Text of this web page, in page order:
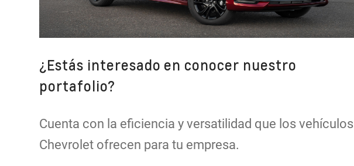
¿Estás interesado en conocer nuestro
portafolio?
Cuenta con la eficiencia y versatilidad que los vehículos
Chevrolet ofrecen para tu empresa.